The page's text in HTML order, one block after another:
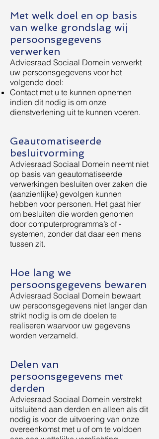
Met welk doel en op basis
van welke grondslag wij
persoonsgegevens
verwerken
Adviesraad Sociaal Domein verwerkt
uw persoonsgegevens voor het
volgende doel:
Contact met u te kunnen opnemen
indien dit nodig is om onze
dienstverlening uit te kunnen voeren.
Geautomatiseerde
besluitvorming
Adviesraad Sociaal Domein neemt niet
op basis van geautomatiseerde
verwerkingen besluiten over zaken die
(aanzienlijke) gevolgen kunnen
hebben voor personen. Het gaat hier
om besluiten die worden genomen
door computerprogramma’s of -
systemen, zonder dat daar een mens
tussen zit.
Hoe lang we
persoonsgegevens bewaren
Adviesraad Sociaal Domein bewaart
uw persoonsgegevens niet langer dan
strikt nodig is om de doelen te
realiseren waarvoor uw gegevens
worden verzameld.
Delen van
persoonsgegevens met
derden
Adviesraad Sociaal Domein verstrekt
uitsluitend aan derden en alleen als dit
nodig is voor de uitvoering van onze
overeenkomst met u of om te voldoen